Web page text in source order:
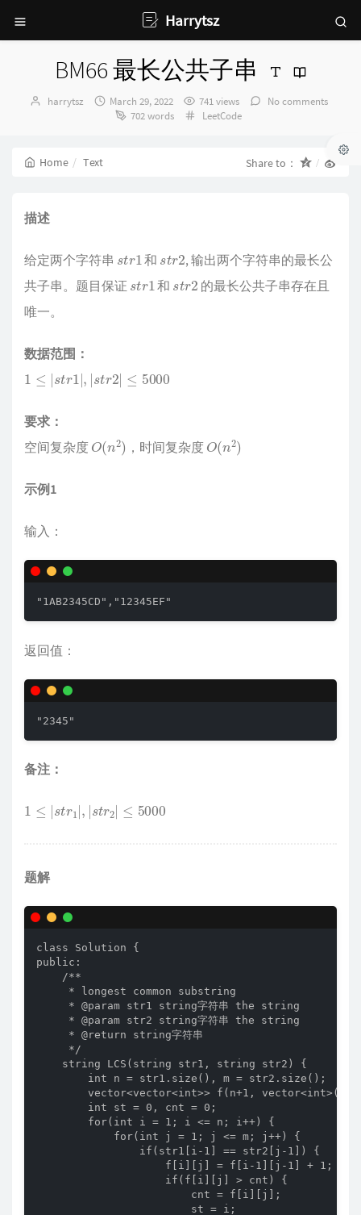
Harrytsz
BM66 最长公共子串
Author：
harrytsz
发
布
March 29, 2022 741 views
No comments
702 words
Categories：
LeetCode
Home Text Share to：
描述
给定两个字符串 t 1 和 t 2, 输出两个字符串的最长公
共子串。题目保证
t 1 和 t 2 的最长公共子串存在且
唯一。
数据范围：
1 s t 1 |s r ≤ 5000
要求：
空间复杂度 O(n 2) ，时间复杂度 O(n 2)
示例1
输入：
"1AB2345CD","12345EF"
返回值：
"2345"
备注：
1 s t 1 s r | 5000
题解
class Solution {
public:
    /**
     * longest common substring
     * @param str1 string字符串 the string
     * @param str2 string字符串 the string
     * @return string字符串
     */
    string LCS(string str1, string str2) {
        int n = str1.size(), m = str2.size();
vector<vector<int>> f(n+1,
        int st = 0, cnt = 0;
        for(int i = 1; i <= n; i++) {
            for(int j = 1; j <= m; j++) {
                if(str1[i-1] == str2[j-1]) {
                    f[i][j] = f[i-1][j-1] + 1;
                    if(f[i][j] > cnt) {
                        cnt = f[i][j];
                        st = i;